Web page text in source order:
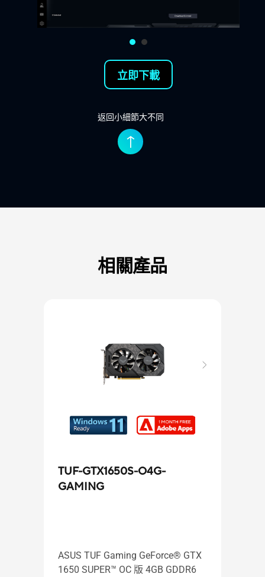
立即下載
返回小細節大不同
↑
相關產品
TUF-GTX1650S-O4G-
GAMING
ASUS TUF Gaming GeForce® GTX
1650 SUPER™ OC 版 4GB GDDR6